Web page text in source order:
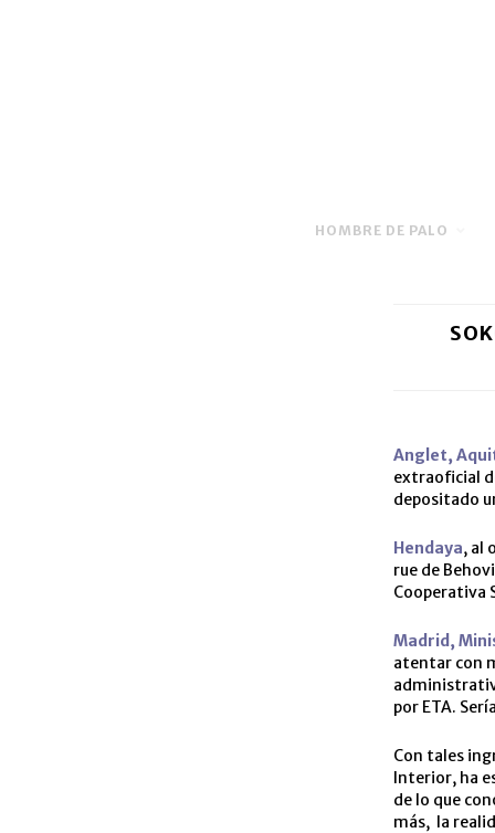
HOMBRE DE PALO
Anglet,
extraoficial
depositado
Hendaya, al
rue de
Cooperativa
Madrid,
atentar con
por ETA.
Con tales
Interior, ha
de lo que
más, la